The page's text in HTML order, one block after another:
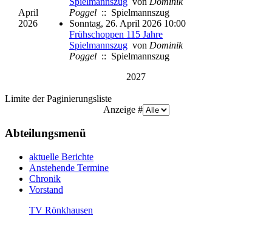
April
2026
Poggel :: Spielmannszug
Sonntag, 26. April 2026 10:00
Frühschoppen 115 Jahre
Spielmannszug von Dominik
Poggel :: Spielmannszug
2027
Limite der Paginierungsliste
Anzeige #
Abteilungsmenü
aktuelle Berichte
Anstehende Termine
Chronik
Vorstand
TV Rönkhausen